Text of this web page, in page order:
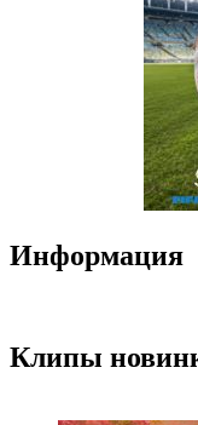
Информация
Клипы